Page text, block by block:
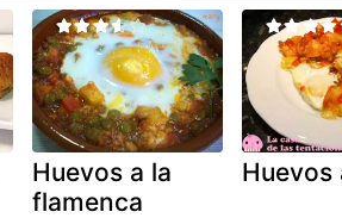
Huevos a la
flamenca
Huevos